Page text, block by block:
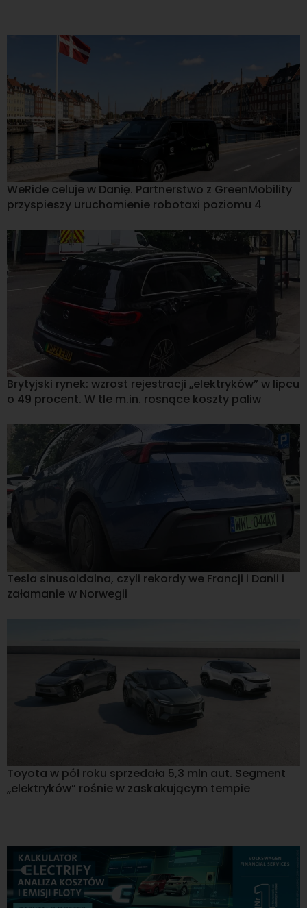
WeRide celuje w Danię. Partnerstwo z GreenMobility
przyspieszy uruchomienie robotaxi poziomu 4
Brytyjski rynek: wzrost rejestracji „elektryków” w lipcu
o 49 procent. W tle m.in. rosnące koszty paliw
Tesla sinusoidalna, czyli rekordy we Francji i Danii i
załamanie w Norwegii
Toyota w pół roku sprzedała 5,3 mln aut. Segment
„elektryków” rośnie w zaskakującym tempie